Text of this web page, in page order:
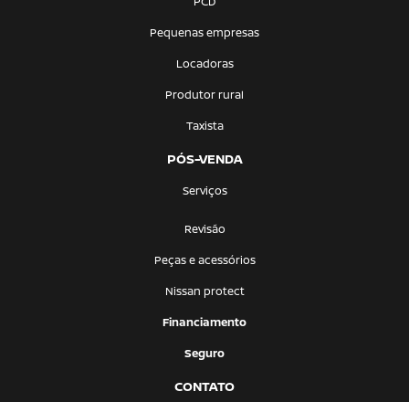
Pequenas empresas
Locadoras
Produtor rural
Taxista
PÓS-VENDA
Serviços
Revisão
Peças e acessórios
Nissan protect
Financiamento
Seguro
CONTATO